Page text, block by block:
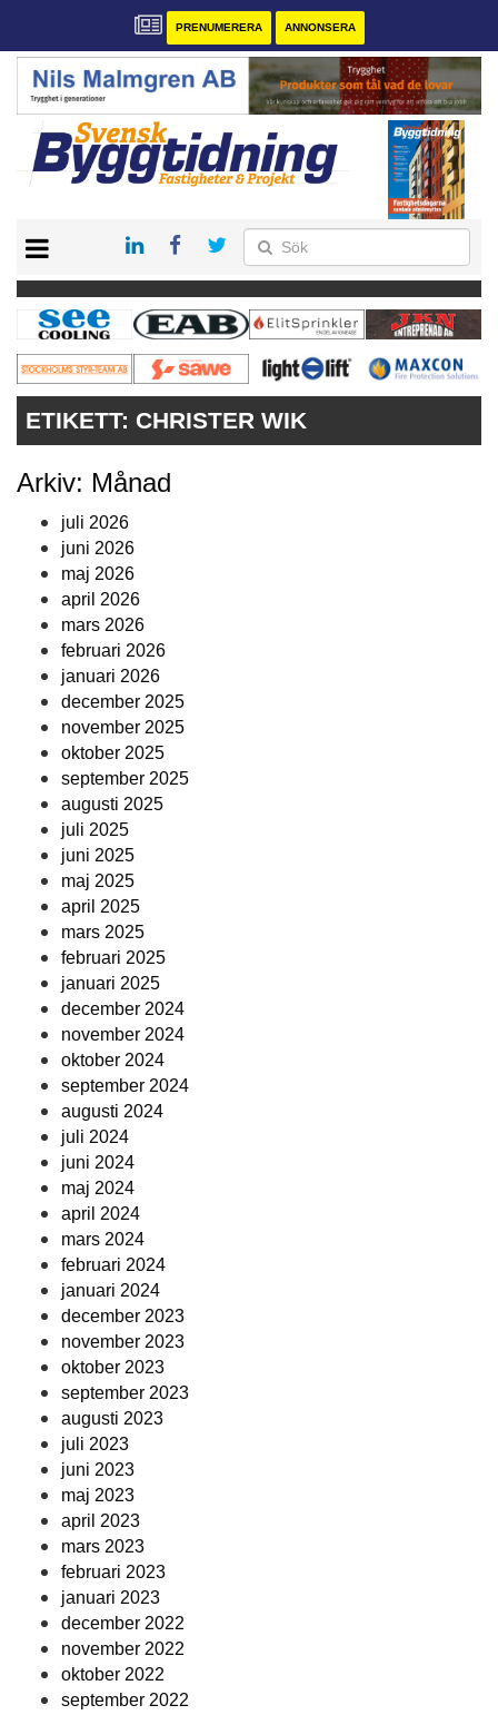
PRENUMERERA ANNONSERA
PRENUMERERA
VÅRA ANDRA MAGASIN
ANNONSERA
KONTAKT
ETIKETT: CHRISTER WIK
Arkiv: Månad
juli 2026
juni 2026
maj 2026
april 2026
mars 2026
februari 2026
januari 2026
december 2025
november 2025
oktober 2025
september 2025
augusti 2025
juli 2025
juni 2025
maj 2025
april 2025
mars 2025
februari 2025
januari 2025
december 2024
november 2024
oktober 2024
september 2024
augusti 2024
juli 2024
juni 2024
maj 2024
april 2024
mars 2024
februari 2024
januari 2024
december 2023
november 2023
oktober 2023
september 2023
augusti 2023
juli 2023
juni 2023
maj 2023
april 2023
mars 2023
februari 2023
januari 2023
december 2022
november 2022
oktober 2022
september 2022